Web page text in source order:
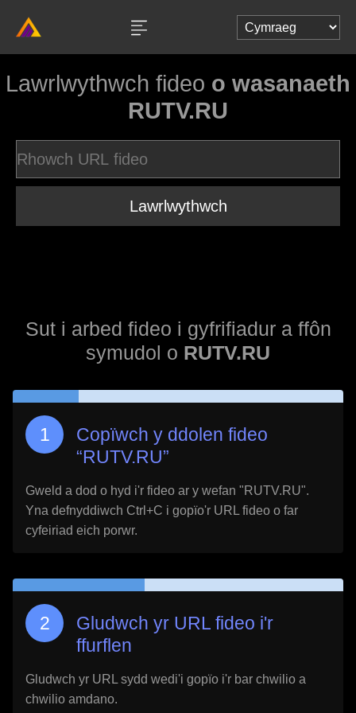
Lawrlwythwch fideo o wasanaeth
RUTV.RU
Lawrlwythwch
Sut i arbed fideo i gyfrifiadur a ffôn
symudol o RUTV.RU
Copïwch y ddolen fideo
“RUTV.RU”
Gweld a dod o hyd i'r fideo ar y wefan "RUTV.RU".
Yna defnyddiwch Ctrl+C i gopïo'r URL fideo o far
cyfeiriad eich porwr.
Gludwch yr URL fideo i'r
ffurflen
Gludwch yr URL sydd wedi'i gopïo i'r bar chwilio a
chwilio amdano.